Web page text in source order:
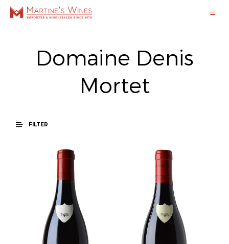
Domaine Denis
Mortet
FILTER